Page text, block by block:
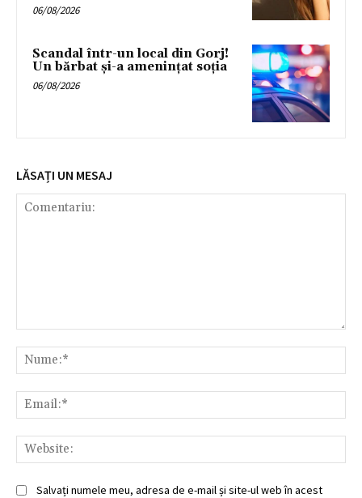
06/08/2026
Scandal într-un local din Gorj!
Un bărbat și-a amenințat soția
06/08/2026
LĂSAȚI UN MESAJ
Salvați numele meu, adresa de e-mail și site-ul web în acest